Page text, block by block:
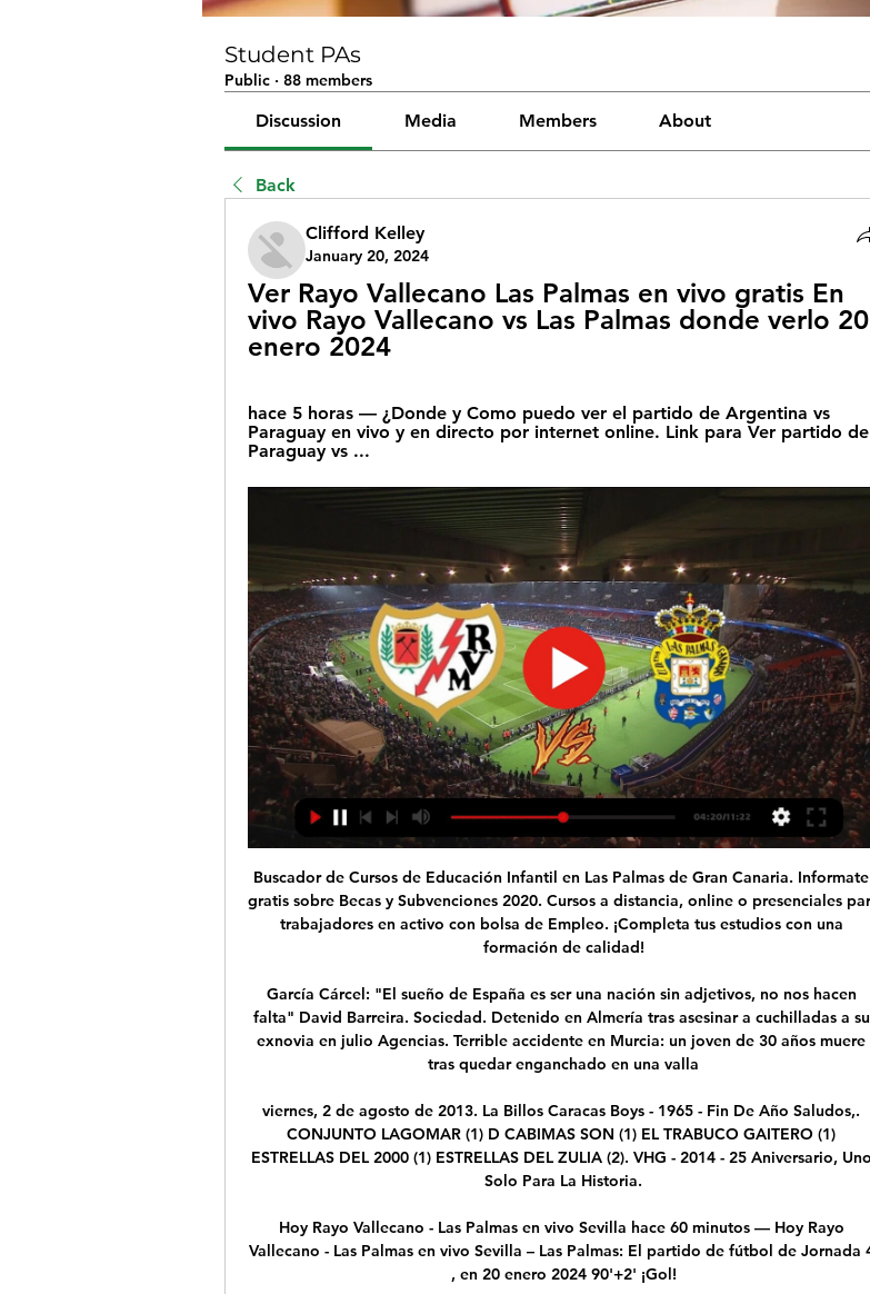
Student PAs
Public · 88 members
Discussion Media Members About
Back
Clifford Kelley
January 20, 2024
Ver Rayo Vallecano Las Palmas en vivo gratis En
vivo Rayo Vallecano vs Las Palmas donde verlo 20
enero 2024
hace 5 horas — ¿Donde y Como puedo ver el partido de Argentina vs
Paraguay en vivo y en directo por internet online. Link para Ver partido de
Paraguay vs ...
Buscador de Cursos de Educación Infantil en Las Palmas de Gran Canaria. Informate gratis sobre Becas y Subvenciones 2020. Cursos a distancia, online o presenciales para trabajadores en activo con bolsa de Empleo. ¡Completa tus estudios con una formación de calidad!

García Cárcel: "El sueño de España es ser una nación sin adjetivos, no nos hacen falta" David Barreira. Sociedad. Detenido en Almería tras asesinar a cuchilladas a su exnovia en julio Agencias. Terrible accidente en Murcia: un joven de 30 años muere tras quedar enganchado en una valla

viernes, 2 de agosto de 2013. La Billos Caracas Boys - 1965 - Fin De Año Saludos,. CONJUNTO LAGOMAR (1) D CABIMAS SON (1) EL TRABUCO GAITERO (1) ESTRELLAS DEL 2000 (1) ESTRELLAS DEL ZULIA (2). VHG - 2014 - 25 Aniversario, Uno Solo Para La Historia.

Hoy Rayo Vallecano - Las Palmas en vivo Sevilla hace 60 minutos — Hoy Rayo Vallecano - Las Palmas en vivo Sevilla – Las Palmas: El partido de fútbol de Jornada 4 , en 20 enero 2024 90'+2' ¡Gol!

(DEPORTE) En Directo: Rayo Vallecano-UD Las Palmas hace 2 horas — Rayo Vallecano - Las Palmas en vivo, resultados H2H Rayo Vallecano Las Palmas marcadores en directo (y ver en vivo gratis video streaming en ...

La conclusión de los trabajos de ISA en Chile coincidió con el desempeño que la acción de la empresa observó en la Bolsa de Valores de Colombia (BVC), siendo la más negociada, donde ayer ganó 180 pesos, lo que significó un aumento del 1,1 % al …

Por Alexander Gómez prensa@licey.com SANTO DOMINGO (Licey.com),-Un total de diez jugadores de los Tigres del Licey están en rosters de la recién iniciada temporada de la Liga Mexicana de Beisbol en su edición número 94.

San Pedro Sula, Honduras, 13 al 15 de Septiembre 2019. Campamento “HOPES” ITTF de Esperanzas Latinoamericanas (U-11) Salinas, Puerto Rico, 29 Septiembre al 6 de Octubre 2019.

El UCAM Murcia de Lluís Planagumá hasta la fecha está cumpliendo con las expectativas. Sin ser uno de los clubes que más desembolso realizaron el pasado verano, se ha situado desde el inicio de la competición en la zona noble de la clasificación, la cual da derecho a disputar el play off de

A continuación se propone la predicción para el partido de fútbol Jaguares de Córdoba - Alianza Petrolera, válido para la liga/copa Liga Postobon, jugado en el 18/03/2019 día. Mira las probabilidades de Liga Postobon. Vota por tus predicciones para ver lo que otros usuarios han votado.

Guatemala 2017/18. Liga Nacional.. Sanarate 1-1 Malacateco Antigua 2-0 Petapa Comunicaciones 1-0 Siquinalá Cobán Imperial 3-1 Municipal Xelajú 4-1 Suchitepéquez. 26 10.Suchitepéquez 22 6 4 12 24-43 22 11.Siquinalá 22 6 2 14 19-38 20 12.Deportivo Marquense 22 5 5 12 18-39 20 Playoff Stage Quarterfinals First Legs.

Jugadores de reserva: [Tomás Guillermo Brown, Walter Buchanan, Roberto Whall Rudd (England), E. Leonard (England),. El Flores Athletic Club, que ascendió a finales de 1902, cambió su nombre por el de Club Atlético de Flores (Flores es un barrio de Buenos Aires).

Tras derrotar sin problemas al Sant Esteve Sesrovires en las semifinales, el Barça Lassa ganó al Fraikin BM Granollers en una final muy disputada que tuvo como escenario el Pabellón Juan Carlos Navarro de Sant Feliu de Llobregat. La primera parte fue muy igualada y acabó con empate (14-14).

Búcaros de Bucaramanga, tras ser reiteradas las ocasiones en que lo encontró, se convirtió en el sexto campeón de la Liga Directv de baloncesto tras superar en el cuarto partido de la serie a Piratas de Bogotá 97 a 75, que se quedó con ganas de repetir título.

El "Torito" recibirá desde las 18 a Agropecuario de Carlos Casares, en su debut oficial en la máxima categoría del ascenso argentino. Esperó años y años. Ascendió, descendió, volvió. Peleó, se cayó, resurgió. Alvarado al fin debutará esta tarde de domingo en la Primera Nacional (ex B

Online Rayo Vallecano vs Las Palmas en directo hace 5 horas — 18 oct 2023 — Te contamos dónde ver en directo online el Las Palmas vs. Rayo Vallecano de La Liga 2023-2024: Movistar, DAZN, ...

Sigue en directo el partido Real Sociedad - Girona de la LaLiga Santander 2017/2018. Además toda la actualidad del fútbol de 1ª y 2ª división, la Copa del Rey y la Seleccion Española así como el fútbol internacional: la Champions League y la Europa League. Resultados, clasificaciones, equipos y los vídeos de la liga con EL PAÍS.

Las Palmas en directo Ver Rayo Vallecano co hace 1 hora — hace 10 horas — Disfruta de este partido en vivo en DAZN ¡Activa tu cuenta! Rayo Vallecano y UD Las Palmas se enfrentan en el partido ...

El historiador y ensayista Enrique Krauze, uno de los más avanzados discípulos de. a decir del propio Paz en su libro Vislumbres de la India, son ricas en experiencias de vida y de copiosas lecturas. Se gestan en estos años los libros de poesía Semillas. de Bélgica, que ya habían recibido Saint-John Perse y …

A los Reyes Católicos se les reconoce, además de por haber tomado Granada tras la rendición, por el descubrimiento de América. En 1486, Cristóbal Colón buscó financiación para el proyecto de viajar a la India por una ruta desconocida hacia el oeste.

RCR 750 AM. Historia. Radio Caracas Radio es la emisora en activo más antigua de Venezuela, realizando su primera emisión el 11 de diciembre de 1930, ha transmitido de manera ininterrumpida su señal para gran parte del país.

EN LÍNEA*]>>>]] Directo Rayo Vallecano vs UD Las Palm hace 7 horas — [[[VER EN LÍNEA*]>>>]] Directo Rayo Vallecano vs UD Las Palmas en vivo online TIROALPALO.ORG - OFICIAL 20.01.2024. Remate fallado por Florian ...

Finarvis S.R.L. es parte de una red de distribuidores elegidos por YPF para convertirse en YPF Directos, un nuevo concepto de venta y distribución mayorista de Diésel, Lubricantes, Fertilizantes, Agroquímicos, Asfaltos, Bolsas para Silo y Semillas, siendo nuestra zona asignada la totalidad del departamento de Rio …

El mayor tablón de anuncios atletico de madrid en La Coruña. Descubre en Milanuncios.com todos los anuncios para comprar, vender, servicios y ofertas de trabajo en La_coruna.

Horario, resultado y estadísticas del São Paulo Sub 20 - Palmeiras Sub 20 | Copa Brasil Sub 20 2018 ¡Vas a denunciar un contenido! x Denuncia sólo contenidos que incumplan nuestras Normas de …

Dock Sud llegó a 16 unidades en el campeonato y se ubica a sólo dos de los líderes: Cañuelas, Laferrere y Merlo. En la próxima jornada, el Docke será visitante de Excursionistas. Solo Ascenso comentarios

SANTIAGO.-Con el arbitraje de Angelo Hermosilla, el “santo” de la XV región recibió a Magallanes de Osvaldo Hurtado en el Bicentenario Carlos Dittborn por la primera fecha de la fase zonal del torneo de Clausura en la Primera B. El único tanto del partido fue obra de Renato González, que.

Juan Aurich contra Sport Victoria - mayo 4, 2019 - Listados de TV y transmisión en línea en vivo, Resultados en vivo, Noticias y videos :: Live Soccer TV

[DEPORTE TV-] En vivo Rayo Vallecano vs Las Palmas vídeo hace 5 horas — [DEPORTE TV-] En vivo Rayo Vallecano vs Las Palmas vídeo del partido Rayo Vallecano 1-0 Las Palmas (22 de Oct., 2023) 20/01/2024 En vivo Las ...

El argentino Juan Martín Del Potro se impuso este jueves al belga David Goffin, por 6-4 y 6-2, en el Masters 1000 de Roma, y se vengó de las últimas dos derrotas que el europeo le había infligido consecutivamente.

* PREVIAS: SARAPEROS VS VAQUEROS // GUERREROS VS DELFINES‏. Saltillo es un gran equipo, pienso que va a ser un gran juego otra vez.. Los Delfines del Carmen reciben esta noche a los Guerreros de Oaxaca para el juego de eliminación directa.

El Nacional y el Rampla Juniors se medirán este sábado con el objetivo de mantenerse en la cima del Torneo Clausura uruguayo en su segunda fecha, tras salir victoriosos en el primer partido ante el Torque y el Fénix, respectivamente. En los Tricolores, el delantero argentino Gonzalo Bergessio

Ejea, cuna del porcino aragonés.. La SD Huesca mira a los puestos de ascenso directo tras imponerse al Elche en El Alcoraz (2-0) El Real Zaragoza cosecha en Gijón su peor derrota de la temporada (4-0) El Ayuntamiento de Huesca retira plantas invasoras de los espacios verdes;

Una joya de pitcheo conjunta del abridor Conor Harber y un relevo casi inmaculado del dominicano Al Albuquerque llevó a los Acereros de Monclova a vencer 3-0 a los Toros de Tijuana en el séptimo juego de la Zona Norte y así acceder a la Serie del Rey, en la que enfrentarán a los Leones de Yucatán.

bugnon nahuel ezequiel cabrera brian gaston calviglioni natalia marisol cardoso melani damaris cardozo mauro nicolas carrizo brenda florencia n castillo hector facundo corvalan eliana maricel crespo estefania yamila defagot franco cesar differding valentina micaela. elias nair tania escobar yamila lorena fanega lucas nicolas fassy ainelen de.

Fue en partido de Copa y el Mirandés continuó adelante.. Recreativo de Huelva. Rayco marcaba el primer gol a los 30" de partido. Posiblemente el gol más madrugador en la historia del Mirandés. Pouso, expulsado por Ocón Arráiz, camina para buscarse una ubicación en la grada. Publicado por Tinin Melgosa en 0:34. Etiquetas: Efeméride.

Instituto jugó bien, pero se trajo un punto en su visita a Defensores de Belgrano Deportes 28/09/2019 Por. Primera Nacional: Instituto empató 1 a 1 con All Boys en Alta Córdoba. Federico Navarro asoma en Talleres, para equilibrar. Constantín quitó dramatismo a la foto del plantel en la pileta.

LaLiga2 Comentarios en directo del Elche v Numancia 26 de enero de 2019, incluyendo todas las estadísticas y eventos clave del partido, actualizado al instante.

Rayo vs Las Palmas en directo Rayo Vallecano vs UD Las hace 8 horas — Rayo Vallecano vs Las Palmas, hora y dónde ver EN VIVO hace 3 horas gratis video streaming en directo) comienza el 20 ene 2024 a las 13 ...

Todas las distancias internacionales desde y hasta Los Mochis. Línea recta, diferencia horaria, cálculo de rutas, duración de trayectos, información de rutas. En coche, en tren, en b